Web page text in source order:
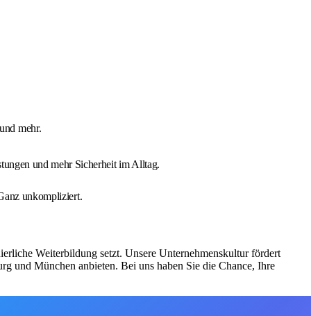
mehr.
und mehr Sicherheit im Alltag.
unkompliziert.
Weiterbildung setzt. Unsere Unternehmenskultur fördert
und München anbieten. Bei uns haben Sie die Chance, Ihre